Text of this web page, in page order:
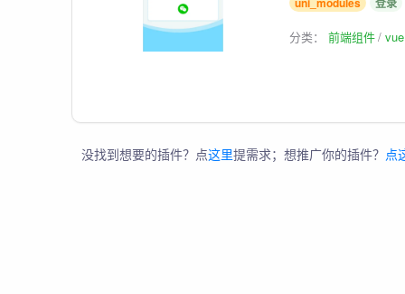
分类：前端组件
没找到想要的插件？点这里提需求；想推广你的插件？ 点